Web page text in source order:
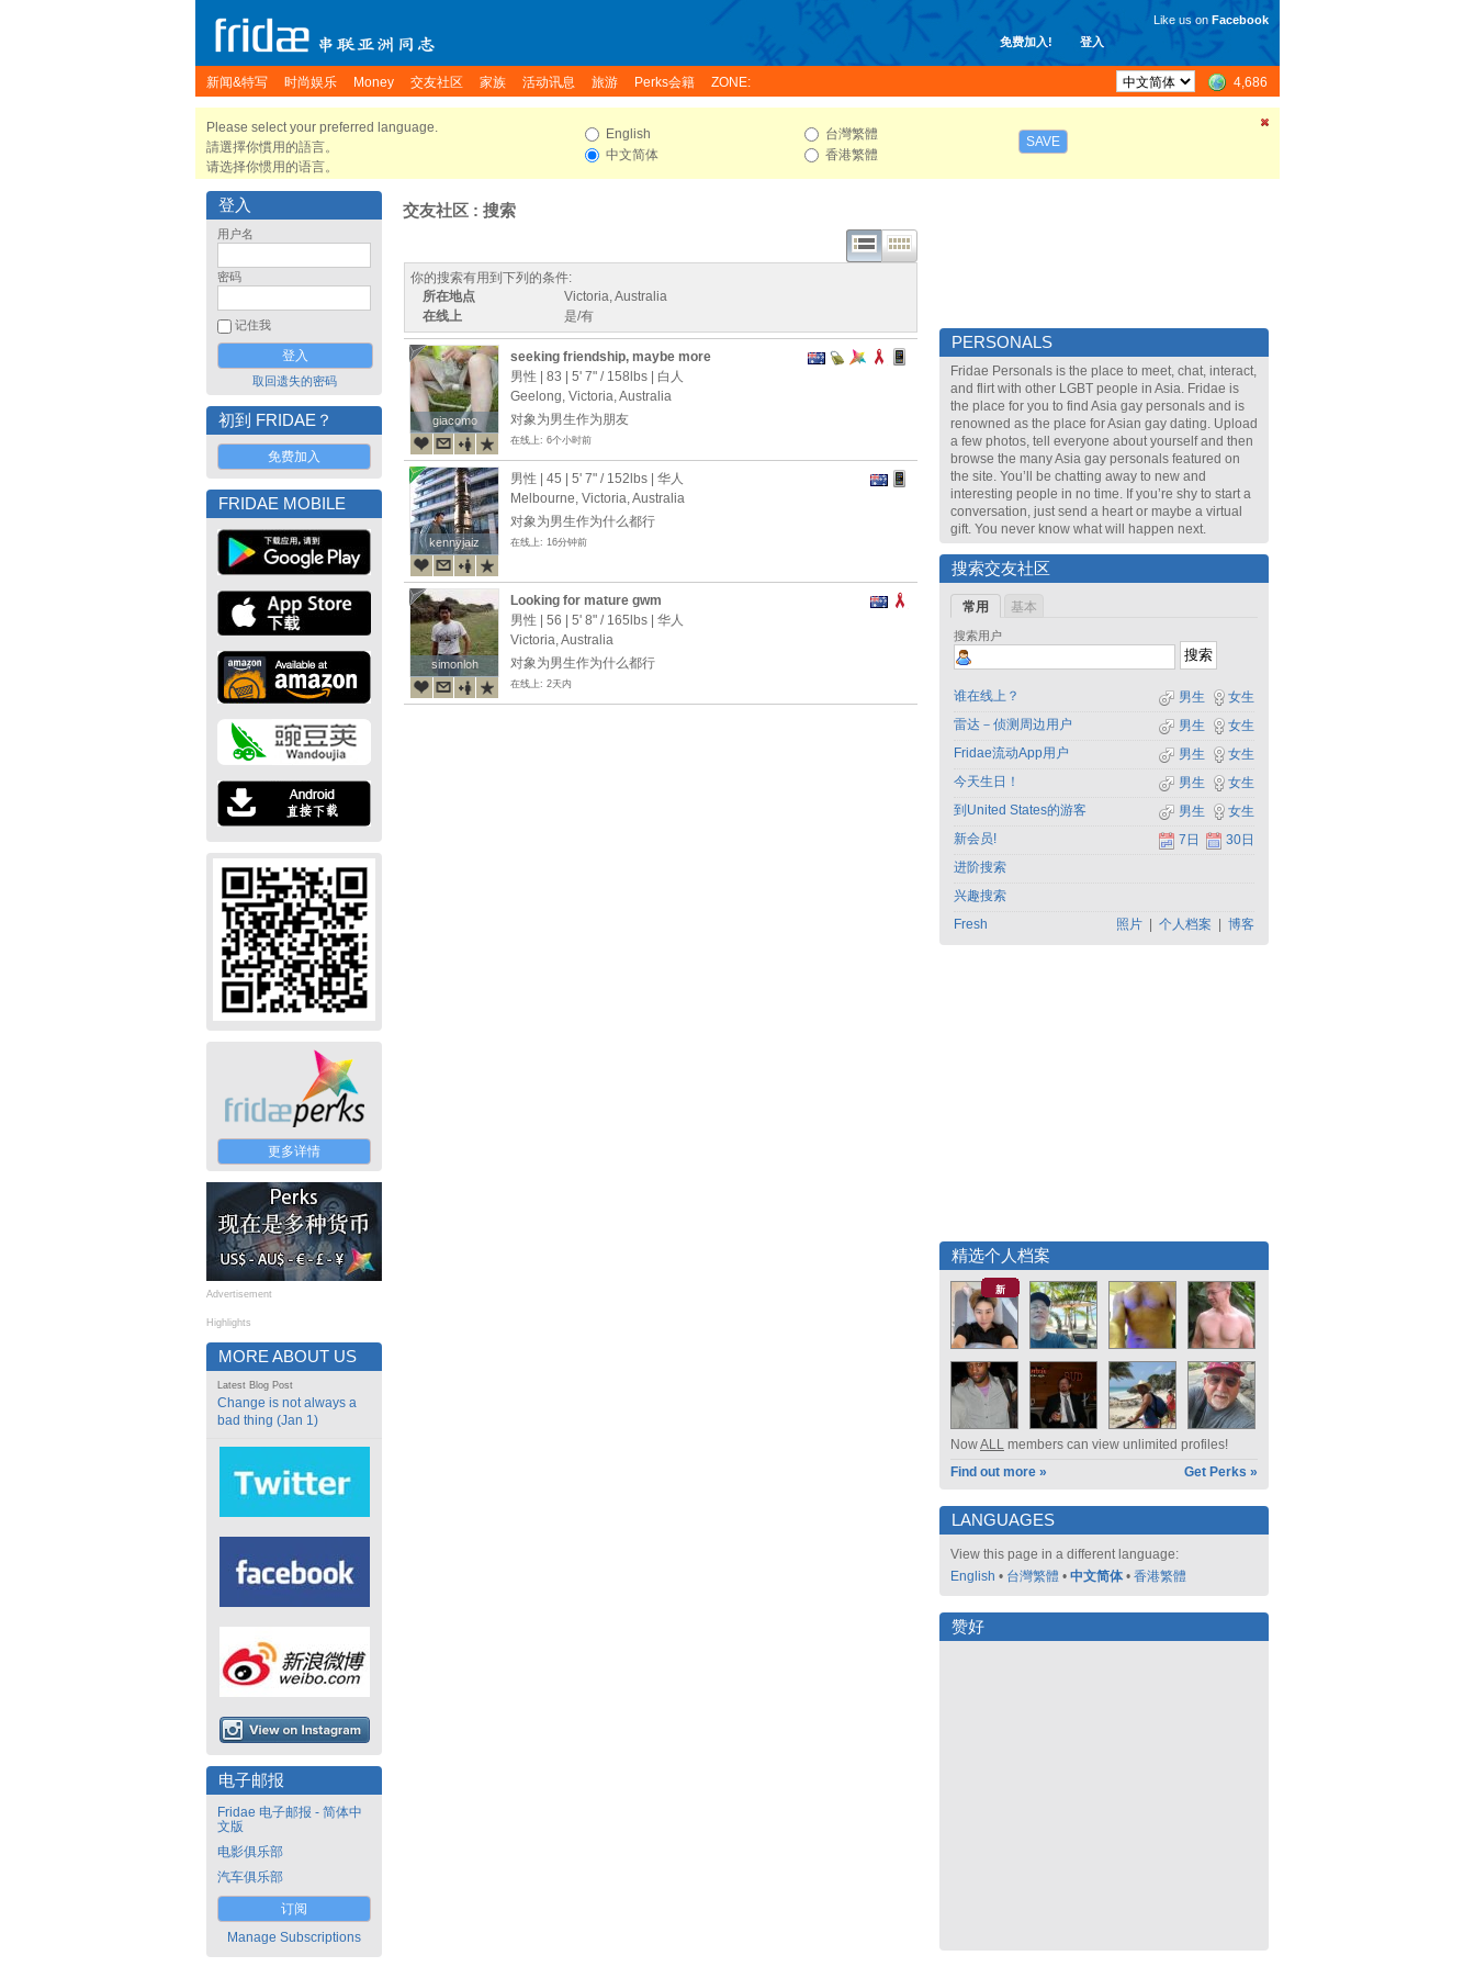
免费加入! 登入
Like us on Facebook
新闻&特写 时尚娱乐 Money 交友社区 家族 活动讯息 旅游 Perks会籍 ZONE: 4,686
Please select your preferred language.
請選擇你慣用的語言。
请选择你惯用的语言。
English
中文简体
台灣繁體
香港繁體
SAVE
登入
用户名
密码
记住我
取回遗失的密码
初到 FRIDAE？
免费加入
FRIDAE MOBILE
更多详情
Advertisement
Highlights
MORE ABOUT US
Latest Blog Post
Change is not always a
bad thing (Jan 1)
电子邮报
Fridae 电子邮报 - 简体中
文版
电影俱乐部
汽车俱乐部
订阅
Manage Subscriptions
交友社区 : 搜索
你的搜索有用到下列的条件:
所在地点
Victoria, Australia
在线上
是/有
giacomo
giacomo
seeking friendship, maybe more
男性 | 83 | 5' 7" / 158lbs | 白人
Geelong, Victoria, Australia
对象为男生作为朋友
在线上: 6个小时前
kennyjaiz
kennyjaiz
男性 | 45 | 5' 7" / 152lbs | 华人
Melbourne, Victoria, Australia
对象为男生作为什么都行
在线上: 16分钟前
simonloh
simonloh
Looking for mature gwm
男性 | 56 | 5' 8" / 165lbs | 华人
Victoria, Australia
对象为男生作为什么都行
在线上: 2天内
PERSONALS
Fridae Personals is the place to meet, chat, interact,
and flirt with other LGBT people in Asia. Fridae is
the place for you to find Asia gay personals and is
renowned as the place for Asian gay dating. Upload
a few photos, tell everyone about yourself and then
browse the many Asia gay personals featured on
the site. You’ll be chatting away to new and
interesting people in no time. If you’re shy to start a
conversation, just send a heart or maybe a virtual
gift. You never know what will happen next.
搜索交友社区
常用 基本
搜索用户
谁在线上？ 女生
男生
雷达－侦测周边用户
女生
男生
Fridae流动App用户
女生
男生
今天生日！
女生
男生
到United States的游客
女生
男生
新会员!
30日
7日
进阶搜索
兴趣搜索
Fresh
照片 个人档案 博客
精选个人档案
新
NowALL members can view unlimited profiles!
Find out more »
Get Perks »
LANGUAGES
View this page in a different language:
English • 台灣繁體 • 中文简体 • 香港繁體
赞好